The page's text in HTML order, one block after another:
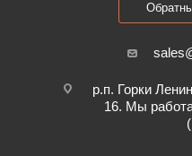
р.п. Горки
16. Мы